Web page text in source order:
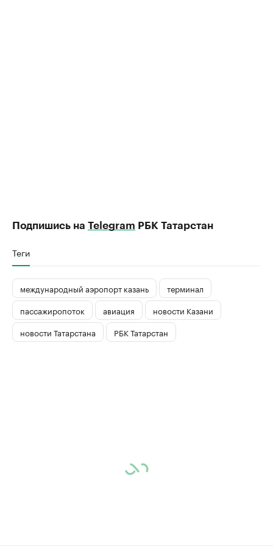
Подпишись на Telegram РБК Татарстан
Теги
международный аэропорт казань
терминал
пассажиропоток
авиация
новости Казани
новости Татарстана
РБК Татарстан